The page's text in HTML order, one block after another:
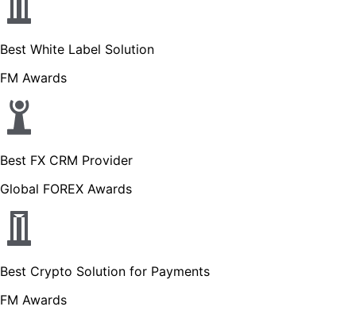
Best White Label Solution
FM Awards
Best FX CRM Provider
Global FOREX Awards
Best Crypto Solution for Payments
FM Awards